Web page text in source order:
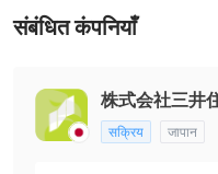
संबंधित कंपनियाँ
株式会社三井
सक्रिय जापान